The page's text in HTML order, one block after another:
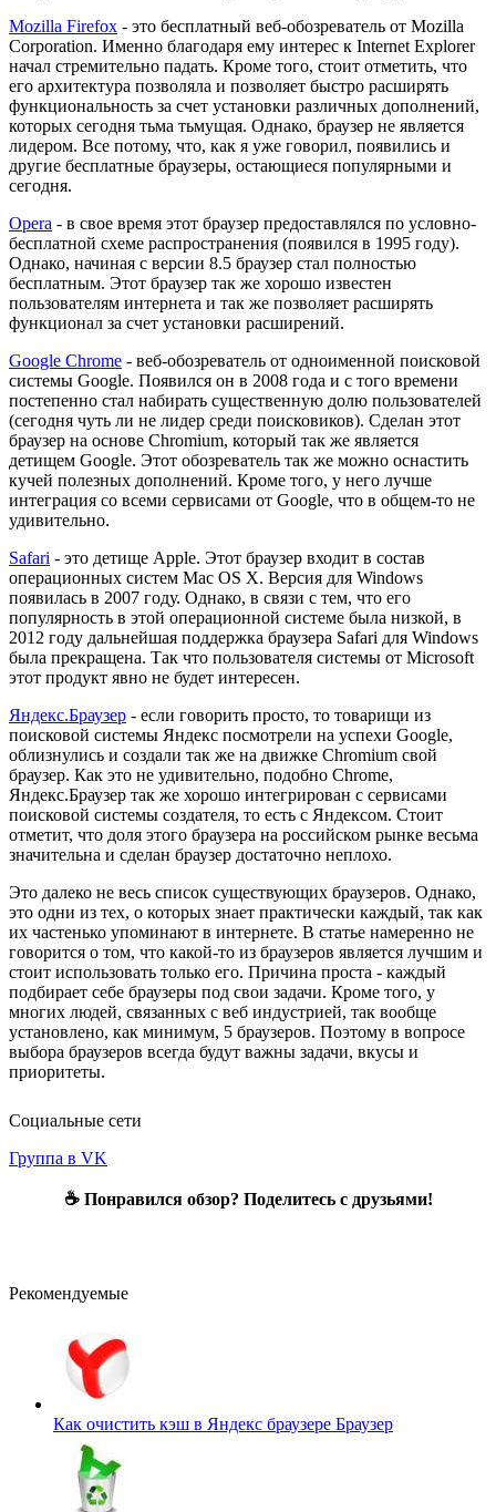
Mozilla Firefox - это бесплатный веб-обозреватель от Mozilla
Corporation. Именно благодаря ему интерес к Internet Explorer
начал стремительно падать. Кроме того, стоит отметить, что
его архитектура позволяла и позволяет быстро расширять
функциональность за счет установки различных дополнений,
которых сегодня тьма тьмущая. Однако, браузер не является
лидером. Все потому, что, как я уже говорил, появились и
другие бесплатные браузеры, остающиеся популярными и
сегодня.
Opera - в свое время этот браузер предоставлялся по условно-
бесплатной схеме распространения (появился в 1995 году).
Однако, начиная с версии 8.5 браузер стал полностью
бесплатным. Этот браузер так же хорошо известен
пользователям интернета и так же позволяет расширять
функционал за счет установки расширений.
Google Chrome - веб-обозреватель от одноименной поисковой
системы Google. Появился он в 2008 года и с того времени
постепенно стал набирать существенную долю пользователей
(сегодня чуть ли не лидер среди поисковиков). Сделан этот
браузер на основе Chromium, который так же является
детищем Google. Этот обозреватель так же можно оснастить
кучей полезных дополнений. Кроме того, у него лучше
интеграция со всеми сервисами от Google, что в общем-то не
удивительно.
Safari - это детище Apple. Этот браузер входит в состав
операционных систем Mac OS X. Версия для Windows
появилась в 2007 году. Однако, в связи с тем, что его
популярность в этой операционной системе была низкой, в
2012 году дальнейшая поддержка браузера Safari для Windows
была прекращена. Так что пользователя системы от Microsoft
этот продукт явно не будет интересен.
Яндекс.Браузер - если говорить просто, то товарищи из
поисковой системы Яндекс посмотрели на успехи Google,
облизнулись и создали так же на движке Chromium свой
браузер. Как это не удивительно, подобно Chrome,
Яндекс.Браузер так же хорошо интегрирован с сервисами
поисковой системы создателя, то есть с Яндексом. Стоит
отметит, что доля этого браузера на российском рынке весьма
значительна и сделан браузер достаточно неплохо.
Это далеко не весь список существующих браузеров. Однако,
это одни из тех, о которых знает практически каждый, так как
их частенько упоминают в интернете. В статье намеренно не
говорится о том, что какой-то из браузеров является лучшим и
стоит использовать только его. Причина проста - каждый
подбирает себе браузеры под свои задачи. Кроме того, у
многих людей, связанных с веб индустрией, так вообще
установлено, как минимум, 5 браузеров. Поэтому в вопросе
выбора браузеров всегда будут важны задачи, вкусы и
приоритеты.
Социальные сети
Группа в VK
☕ Понравился обзор? Поделитесь с друзьями!
Рекомендуемые
Как очистить кэш в Яндекс браузере Браузер